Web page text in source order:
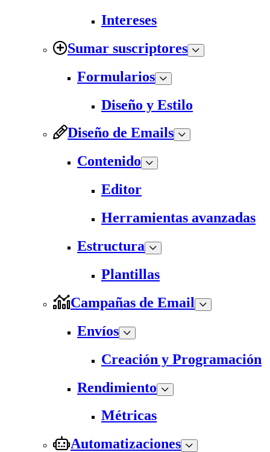
Intereses
Sumar suscriptores
Formularios
Diseño y Estilo
Diseño de Emails
Contenido
Editor
Herramientas avanzadas
Estructura
Plantillas
Campañas de Email
Envíos
Creación y Programación
Rendimiento
Métricas
Automatizaciones